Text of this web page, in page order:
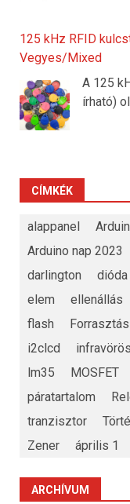
125 kHz RFID
Vegyes/Mixed
A 125
írható)
CÍMKÉK
alappanel
Arduino nap 2023
darlington
dióda
elem
ellenállás
flash
Forrasztás
i2clcd
infravörös
lm35
MOSFET
páratartalom
tranzisztor
Zener
április 1
ARCHÍVUM